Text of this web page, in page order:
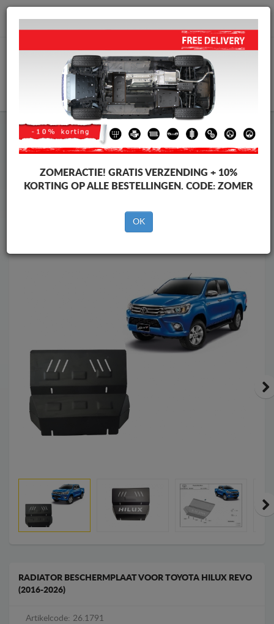
info@motorbeschermplaat.com
WINKELWAGEN
Motor Beschermplaat Motor Beschermplaat Toyota
Motor Beschermplaat
Revo
Merken
Merken
Terug naar de catalogus
RADIATOR BESCHERMPLAAT VOOR TOYOTA HILUX REVO
(2016-2026)
Artikelcode: 26.1791
ZOMERACTIE! GRATIS VERZENDING + 10%
KORTING OP ALLE BESTELLINGEN. CODE: ZOMER
OK